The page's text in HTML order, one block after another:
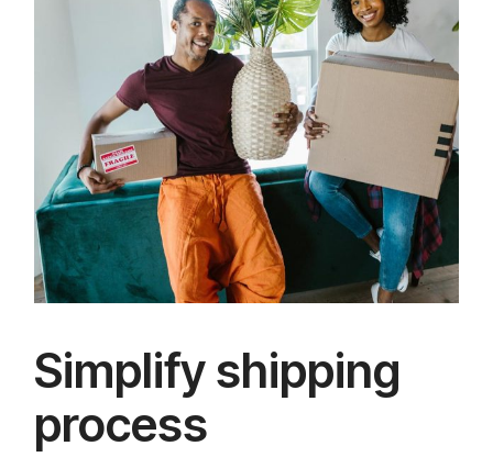
Simplify shipping
process